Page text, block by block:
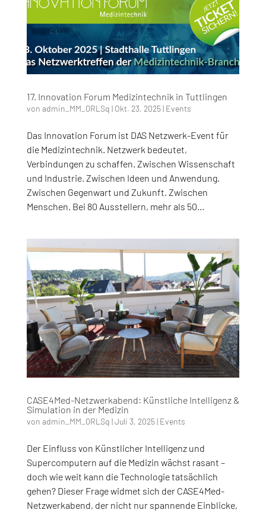
17. Innovation Forum Medizintechnik in Tuttlingen
von admin_MM_0RLSq | Okt. 23, 2025| Events
Das Innovation Forum ist DAS Netzwerk-Event für
die Medizintechnik. Netzwerk bedeutet,
Verbindungen zu schaffen. Zwischen Wissenschaft
und Industrie. Zwischen Ideen und Anwendung.
Zwischen Gegenwart und Zukunft. Zwischen
Menschen. Bei 80 Ausstellern, mehr als 50...
CASE4Med-Netzwerkabend: Künstliche Intelligenz &
Simulation in der Medizin
von admin_MM_0RLSq |Juli 3, 2025| Events
Der Einfluss von Künstlicher Intelligenz und
Supercomputern auf die Medizin wächst rasant –
doch wie weit kann die Technologie tatsächlich
gehen? Dieser Frage widmet sich der CASE4Med-
Netzwerkabend, der nicht nur spannende Einblicke,